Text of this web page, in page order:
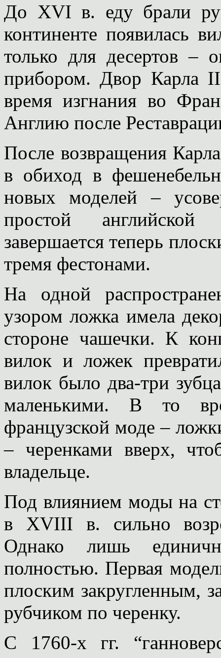
До ХVI в. еду брали
континенте появилась
только для десертов –
прибором. Двор Карла
время изгнания во
Англию после
После возвращения
в обиход в
новых моделей –
простой
завершается теперь
тремя фестонами.
На одной
узором ложка имела
стороне чашечки. К
вилок и ложек
вилок было два-три
маленькими. В то
французской моде –
– черенками вверх,
владельце.
Под влиянием моды на
в ХVIII в. сильно
Однако лишь
полностью. Первая
плоским закругленным,
рубчиком по черенку.
С 1760-х гг.